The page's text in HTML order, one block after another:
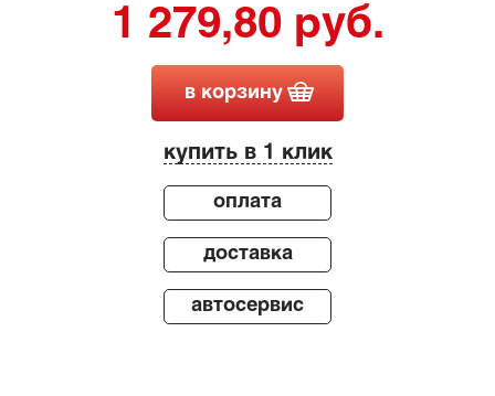
1 279,80 руб.
в корзину
купить в 1 клик
оплата
доставка
автосервис